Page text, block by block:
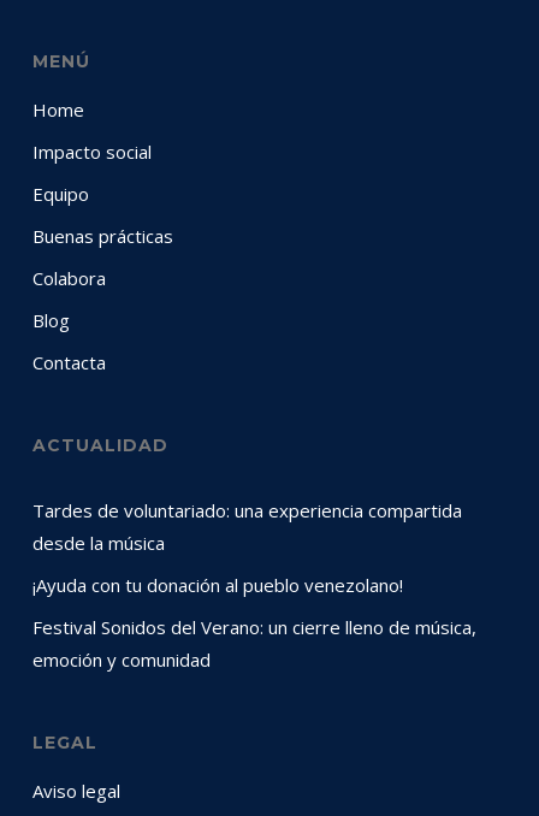
MENÚ
Home
Impacto social
Equipo
Buenas prácticas
Colabora
Blog
Contacta
ACTUALIDAD
Tardes de voluntariado: una experiencia compartida
desde la música
¡Ayuda con tu donación al pueblo venezolano!
Festival Sonidos del Verano: un cierre lleno de música,
emoción y comunidad
LEGAL
Aviso legal